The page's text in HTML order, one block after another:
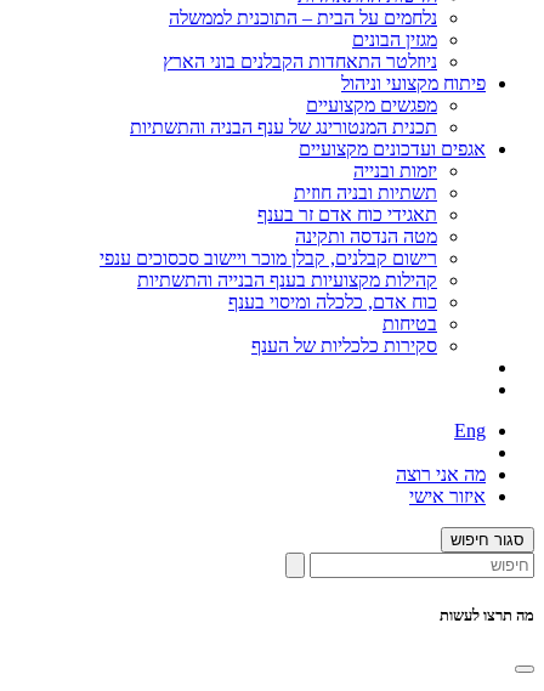
נלחמים על הבית – התוכנית לממשלה
מגזין הבונים
ניוזלטר התאחדות הקבלנים בוני הארץ
פיתוח מקצועי וניהול
מפגשים מקצועיים
תכנית המנטורינג של ענף הבניה והתשתיות
אגפים ועדכונים מקצועיים
יזמות ובנייה
תשתיות ובניה חוזית
תאגידי כוח אדם זר בענף
מטה הנדסה ותקינה
רישום קבלנים, קבלן מוכר ויישוב סכסוכים ענפי
קהילות מקצועיות בענף הבנייה והתשתיות
כוח אדם, כלכלה ומיסוי בענף
בטיחות
סקירות כלכליות של הענף
Eng
מה אני רוצה
איזור אישי
סגור חיפוש
מה תרצו לעשות